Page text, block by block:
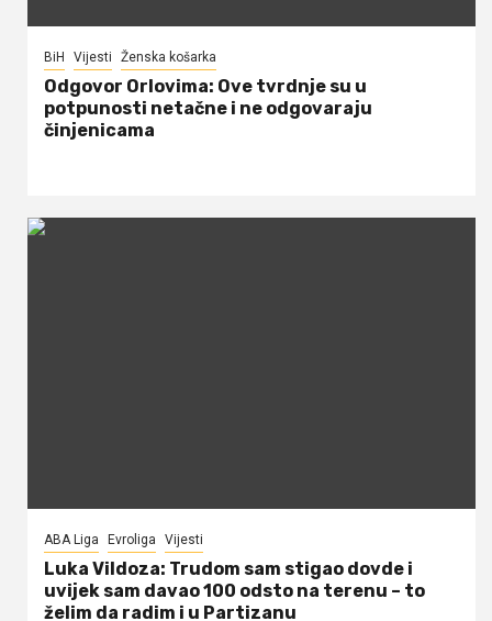
BiH Vijesti Ženska košarka
Odgovor Orlovima: ​Ove tvrdnje su u
potpunosti netačne i ne odgovaraju
činjenicama
ABA Liga Evroliga Vijesti
Luka Vildoza: Trudom sam stigao dovde i
uvijek sam davao 100 odsto na terenu – to
želim da radim i u Partizanu